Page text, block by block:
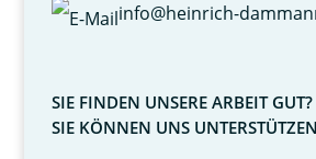
info@heinrich-
SIE FINDEN UNSERE ARBEIT GUT?
SIE KÖNNEN UNS